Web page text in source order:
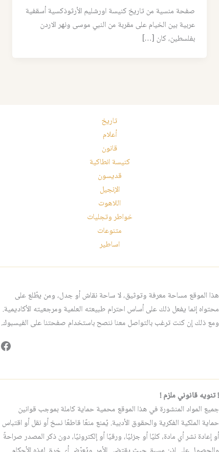
صفحة منسية من تاريخ كنيسة اورشليم الأرثوذكسية أسقفية
عربية بين الخيام على مقربة من النبي موسى ونهر الاردن
بفلسطين، كان […]
تاريخ
أعلام
قانون
كنيسة انطاكية
قديسون
الإنجيل
اللاهوت
خواطر وتجليات
متنوعات
اساطير
هذا الموقع مساحة معرفة وتوثيق، لا ساحة نقاش أو جدل، ومن يطّلع على
محتواه إنما يفعل ذلك على أساس احترام طبيعته العلمية ومرجعيته الأكاديمية.
ومع ذلك إن كنت ترغب بالتواصل معنا ننصح باستخدام صفحتنا على الفيسبوك.
! تنويه قانوني ملزم !
جميع المواد المنشورة في هذا الموقع محمية حماية كاملة بموجب قوانين
حماية الملكية الفكرية والحقوق الأدبية. يُمنع منعًا قاطعًا نسخ أو نقل أو اقتباس
أو إعادة نشر أي مادة، كليًا أو جزئيًا، ورقيًا أو إلكترونيًا، دون ذكر المصدر صراحةً